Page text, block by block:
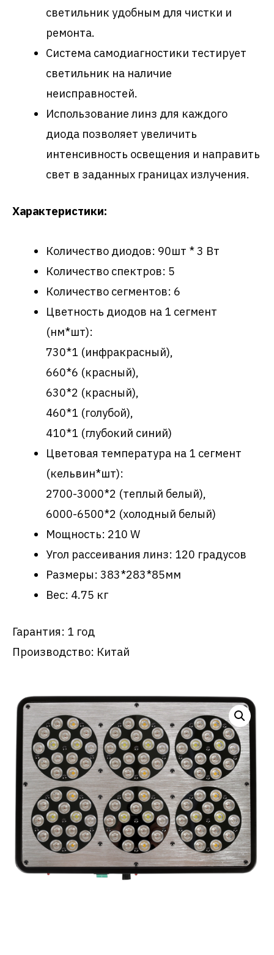
светильник удобным для чистки и
ремонта.
Система самодиагностики тестирует
светильник на наличие
неисправностей.
Использование линз для каждого
диода позволяет увеличить
интенсивность освещения и направить
свет в заданных границах излучения.
Характеристики:
Количество диодов: 90шт * 3 Вт
Количество спектров: 5
Количество сегментов: 6
Цветность диодов на 1 сегмент
(нм*шт):
730*1 (инфракрасный),
660*6 (красный),
630*2 (красный),
460*1 (голубой),
410*1 (глубокий синий)
Цветовая температура на 1 сегмент
(кельвин*шт):
2700-3000*2 (теплый белый),
6000-6500*2 (холодный белый)
Мощность: 210 W
Угол рассеивания линз: 120 градусов
Размеры: 383*283*85мм
Вес: 4.75 кг
Гарантия: 1 год
Производство: Китай